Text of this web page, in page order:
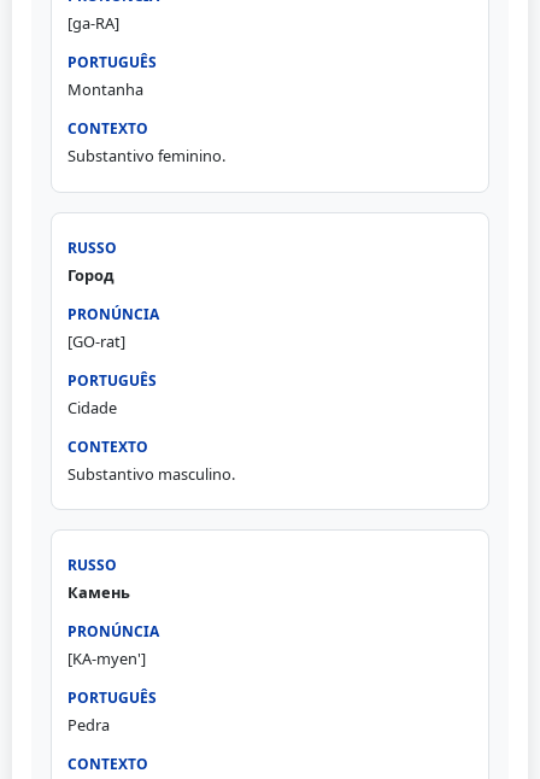
[ga-RA]
Montanha
Substantivo feminino.
Город
[GO-rat]
Cidade
Substantivo masculino.
Камень
[KA-myen']
Pedra